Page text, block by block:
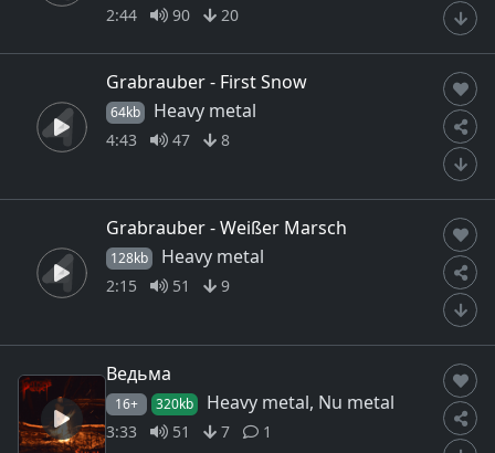
2:44 90 20
Grabrauber - First Snow
64kb Heavy metal
4:43 47 8
Grabrauber - Weißer Marsch
128kb Heavy metal
2:15 51 9
Ведьма
16+ 320kb Heavy metal, Nu metal
3:33 51 7 1